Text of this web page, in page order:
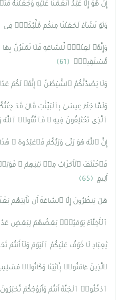
إِنْ هُوَ إِلَّا عَبْدٌ أَنْعَمْنَا عَلَيْهِ وَجَعَلْنَٰهُ
وَلَوْ نَشَآءُ لَجَعَلْنَا مِنكُم مَّلَٰٓئِكَةًۭ فِى
وَإِنَّهُۥ لَعِلْمٌۭ لِّلسَّاعَةِ فَلَا تَمْتَرُنَّ
مُّسْتَقِيمٌۭ
﴿61﴾
وَلَا يَصُدَّنَّكُمُ ٱلشَّيْطَٰنُ ۖ إِنَّهُۥ
وَلَمَّا جَآءَ عِيسَىٰ بِٱلْبَيِّنَٰتِ قَالَ قَدْ
ٱلَّذِى تَخْتَلِفُونَ فِيهِ ۖ فَٱتَّقُوا۟ ٱللَّهَ
إِنَّ ٱللَّهَ هُوَ رَبِّى وَرَبُّكُمْ
فَٱخْتَلَفَ ٱلْأَحْزَابُ مِنۢ بَيْنِهِمْ
أَلِيمٍ ﴿65﴾
هَلْ يَنظُرُونَ إِلَّا ٱلسَّاعَةَ أَن
ٱلْأَخِلَّآءُ يَوْمَئِذٍۭ بَعْضُهُمْ لِبَعْضٍ عَدُوٌّ
يَٰعِبَادِ لَا خَوْفٌ عَلَيْكُمُ ٱلْيَوْمَ وَلَآ أَنتُمْ
ٱلَّذِينَ ءَامَنُوا۟ بِـَٔايَٰتِنَا وَكَانُوا۟
ٱدْخُلُوا۟ ٱلْجَنَّةَ أَنتُمْ وَأَزْوَٰجُكُمْ تُحْبَرُونَ